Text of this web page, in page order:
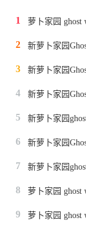
1
2
3
4
5
6
7
8
9